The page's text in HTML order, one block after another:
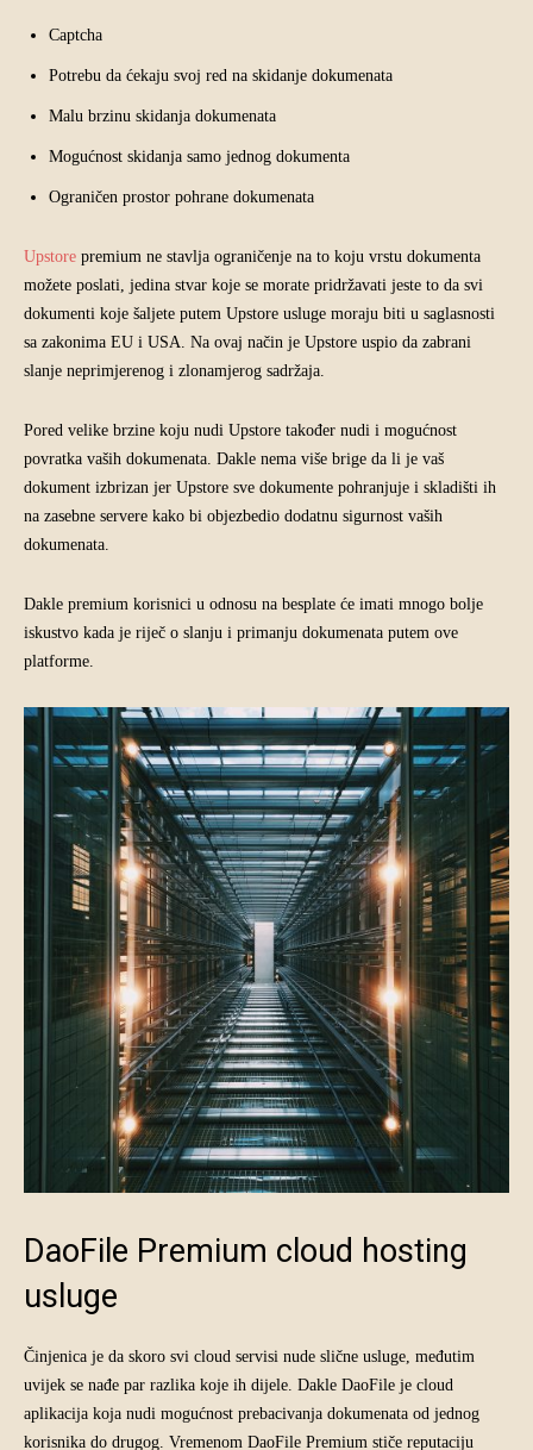
Captcha
Potrebu da ćekaju svoj red na skidanje dokumenata
Malu brzinu skidanja dokumenata
Mogućnost skidanja samo jednog dokumenta
Ograničen prostor pohrane dokumenata
Upstore premium ne stavlja ograničenje na to koju vrstu dokumenta
možete poslati, jedina stvar koje se morate pridržavati jeste to da svi
dokumenti koje šaljete putem Upstore usluge moraju biti u saglasnosti
sa zakonima EU i USA. Na ovaj način je Upstore uspio da zabrani
slanje neprimjerenog i zlonamjerog sadržaja.
Pored velike brzine koju nudi Upstore također nudi i mogućnost
povratka vaših dokumenata. Dakle nema više brige da li je vaš
dokument izbrizan jer Upstore sve dokumente pohranjuje i skladišti ih
na zasebne servere kako bi objezbedio dodatnu sigurnost vaših
dokumenata.
Dakle premium korisnici u odnosu na besplate će imati mnogo bolje
iskustvo kada je riječ o slanju i primanju dokumenata putem ove
platforme.
DaoFile Premium cloud hosting
usluge
Činjenica je da skoro svi cloud servisi nude slične usluge, međutim
uvijek se nađe par razlika koje ih dijele. Dakle DaoFile je cloud
aplikacija koja nudi mogućnost prebacivanja dokumenata od jednog
korisnika do drugog. Vremenom DaoFile Premium stiče reputaciju